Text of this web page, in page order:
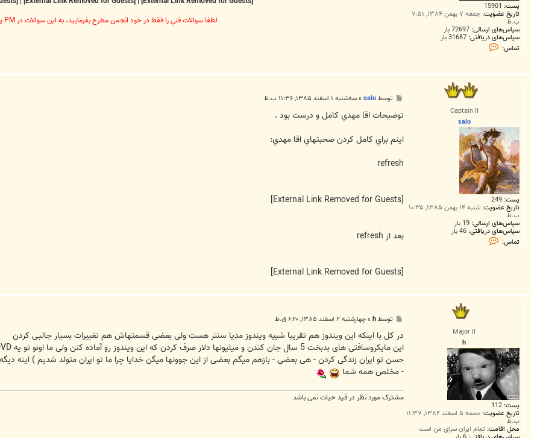
پست: 15901
تاریخ عضویت: جمعه ۷ بهمن ۱۳۸۴, ۷:۵۱
ب.ظ
سپاس‌های ارسالی: 72697 بار
سپاس‌های دریافتی: 31687 بار
تماس:
ت
M
4
4
لطفا سوالات فني را فقط در خود انجمن مطرح بفرماييد، به اين سوالات در PM پاسخ داده نخواهد شد
Captain II
salo
پست: 249
تاریخ عضویت: شنبه ۱۴ بهمن ۱۳۸۵, ۱۰:۳۵
ب.ظ
سپاس‌های ارسالی: 19 بار
سپاس‌های دریافتی: 46 بار
تماس:
ت
o
ت
توسطsalo
»سه‌شنبه ۱ اسفند ۱۳۸۵, ۱۱:۳۶ ب.ظ
توضيحات اقا مهدي کامل و درست بود .
اينم براي کامل کردن صحبتهاي اقا مهدي:
refresh
[External Link Removed for Guests]
بعد از refresh
[External Link Removed for Guests]
Major II
h
پست: 112
تاریخ عضویت: جمعه ۵ اسفند ۱۳۸۴, ۱۱:۳۷
ب.ظ
محل اقامت: تمام ایران سرای من است
ت
توسطh
»چهارشنبه ۲ اسفند ۱۳۸۵, ۶:۲۰ ق.ظ
در کل با اینکه این ویندوز هم تقریبآ شبیه ویندوز مدیا سنتر هست ولی بعضی قسمتهاش هم تغییرات بسیار جالبی کردن
- مخلص همه شما
مشترک مورد نظر در قید حیات نمی باشد